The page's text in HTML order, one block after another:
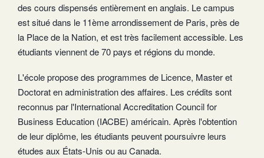
des cours dispensés entièrement en anglais. Le campus
est situé dans le 11ème arrondissement de Paris, près de
la Place de la Nation, et est très facilement accessible. Les
étudiants viennent de 70 pays et régions du monde.
L'école propose des programmes de Licence, Master et
Doctorat en administration des affaires. Les crédits sont
reconnus par l'International Accreditation Council for
Business Education (IACBE) américain. Après l'obtention
de leur diplôme, les étudiants peuvent poursuivre leurs
études aux États-Unis ou au Canada.